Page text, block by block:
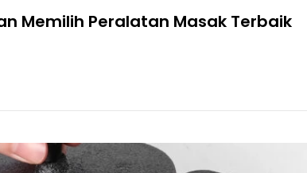
Memilih Peralatan Masak Terbaik